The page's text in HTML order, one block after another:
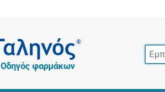
®
Οδηγός φαρμάκων